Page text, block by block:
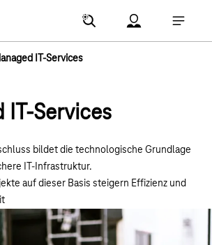
Account Menu
verborgene Breadcrumb-Elemente
IT-Services
IT-Services
bildet die technologische Grundlage
IT-Infrastruktur.
auf dieser Basis steigern Effizienz und